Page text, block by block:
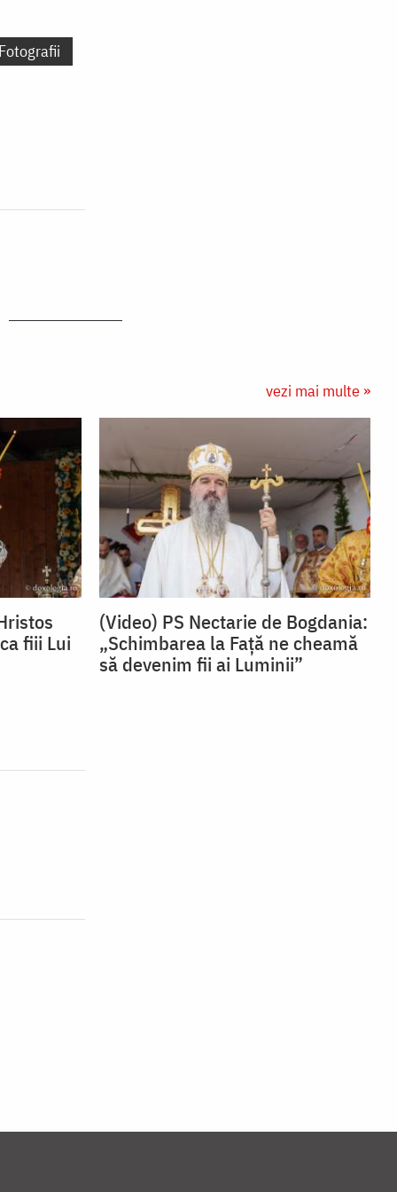
Fotografii
vezi mai multe »
fiii Lui
(Video) PS Nectarie de Bogdania:
„Schimbarea la Față ne cheamă
să devenim fii ai Luminii”